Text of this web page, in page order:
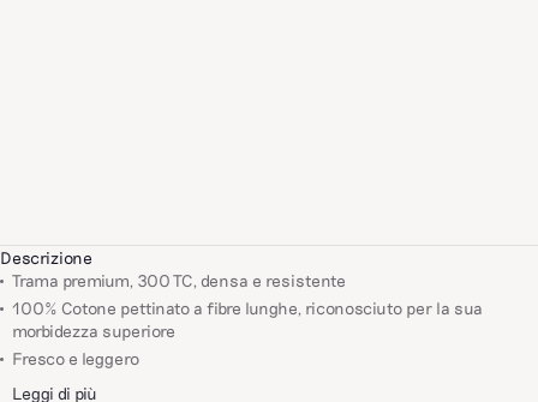
Descrizione
Trama premium, 300 TC, densa e resistente
100% Cotone pettinato a fibre lunghe, riconosciuto per la sua
morbidezza superiore
Fresco e leggero
Leggi di più